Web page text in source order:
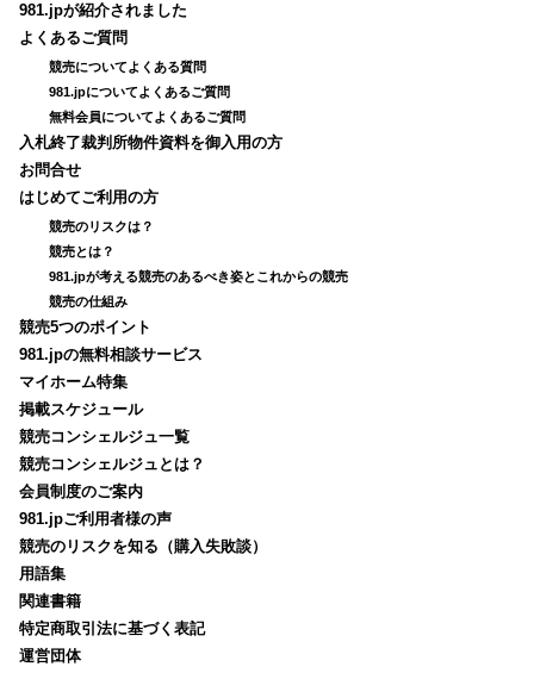
981.jpが紹介されました
よくあるご質問
競売についてよくある質問
981.jpについてよくあるご質問
無料会員についてよくあるご質問
入札終了裁判所物件資料を御入用の方
お問合せ
はじめてご利用の方
競売のリスクは？
競売とは？
981.jpが考える競売のあるべき姿とこれからの競売
競売の仕組み
競売5つのポイント
981.jpの無料相談サービス
マイホーム特集
掲載スケジュール
競売コンシェルジュ一覧
競売コンシェルジュとは？
会員制度のご案内
981.jpご利用者様の声
競売のリスクを知る（購入失敗談）
用語集
関連書籍
特定商取引法に基づく表記
運営団体